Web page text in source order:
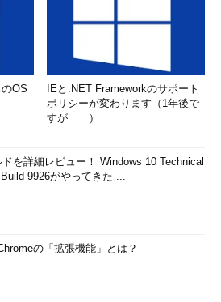
OS
IEと.NET Frameworkのサポート
ポリシーが変わります（1年後で
すが……）
を詳細レビュー！ Windows 10 Technical
9926がやってきた ...
の「拡張機能」とは？